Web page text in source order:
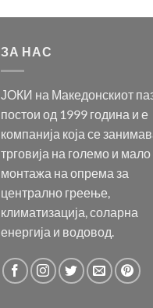
ЗА НАС
ЈОКИ на Македонскиот
постои од 1999 година и е
компанија која се
трговија на големо и мало
монтажа на опрема за
централно греење,
климатизација, соларна
енергија и водовод.